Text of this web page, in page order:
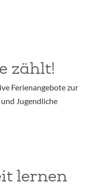
zählt!
Ferienangebote zur
Jugendliche
lernen